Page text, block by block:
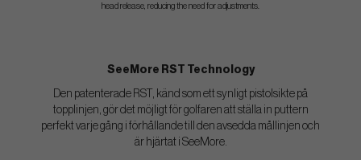
head release, reducing the need for adjustments.
SeeMore RST Technology
Den patenterade RST, känd som ett synligt pistolsikte på
topplinjen, gör det möjligt för golfaren att ställa in puttern
perfekt varje gång i förhållande till den avsedda mållinjen och
är hjärtat i SeeMore.